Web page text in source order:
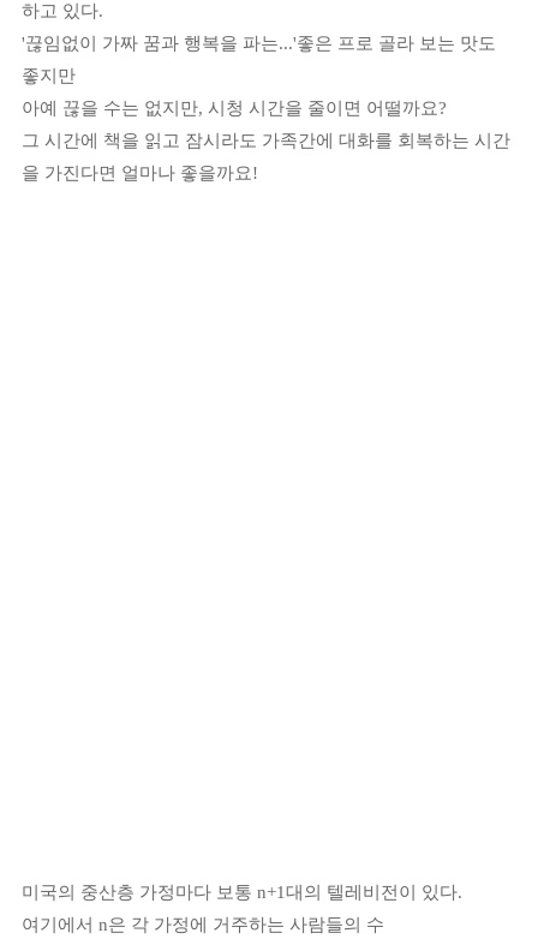
하고 있다.
'끊임없이 가짜 꿈과 행복을 파는...'좋은 프로 골라 보는 맛도
좋지만
아예 끊을 수는 없지만, 시청 시간을 줄이면 어떨까요?
그 시간에 책을 읽고 잠시라도 가족간에 대화를 회복하는 시간
을 가진다면 얼마나 좋을까요!
미국의 중산층 가정마다 보통 n+1대의 텔레비전이 있다.
여기에서 n은 각 가정에 거주하는 사람들의 수